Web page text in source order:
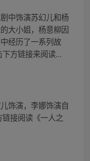
中饰演苏幻儿和杨
大小姐，杨意柳因
经历了一系列故
方链接来阅读...
饰演，李娜饰演自
接阅读《一人之